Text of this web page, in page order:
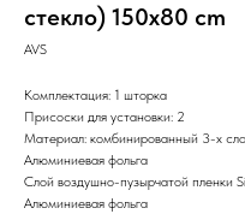
стекло) 150x80 cm
AVS
Комплектация: 1 шторка
Присоски для установки: 2
Материал: комбинированный 3-х
Алюминиевая фольга
Слой воздушно-пузырчатой пленки
Алюминиевая фольга